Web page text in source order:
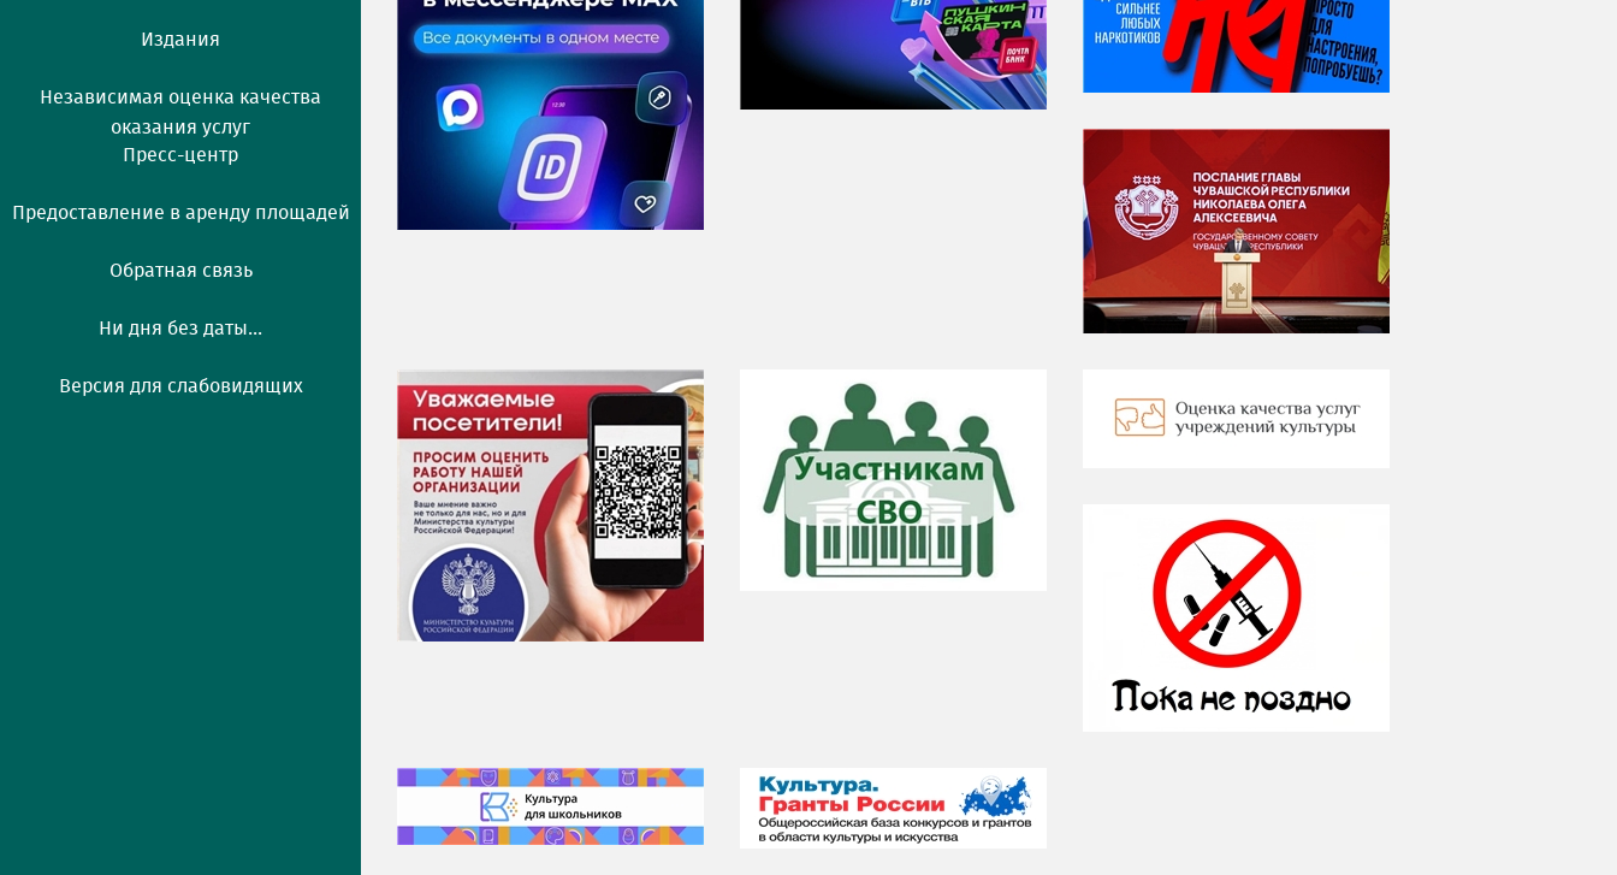
Издания
Независимая оценка качества
оказания услуг
Пресс-центр
Предоставление в аренду площадей
Обратная связь
Ни дня без даты...
Версия для слабовидящих
Я встретил вас – и
всё былое...